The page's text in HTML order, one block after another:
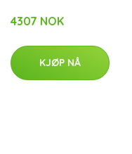
4307 NOK
KJØP NÅ